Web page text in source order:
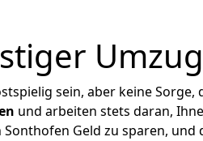
sein, aber keine Sorge,
und arbeiten stets daran,
Geld zu sparen,